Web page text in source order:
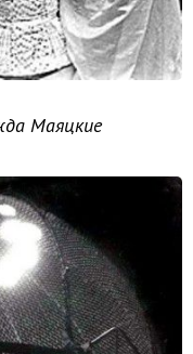
Маяцкие